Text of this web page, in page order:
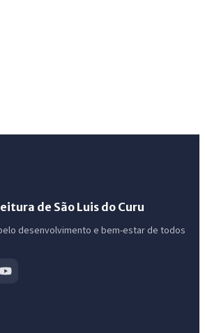
de São Luis do Curu
desenvolvimento e bem-estar de todos